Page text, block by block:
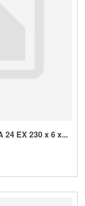
24 EX 230 x 6 x...